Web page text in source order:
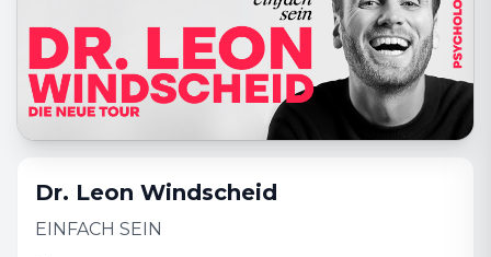
Dr. Leon Windscheid
EINFACH SEIN